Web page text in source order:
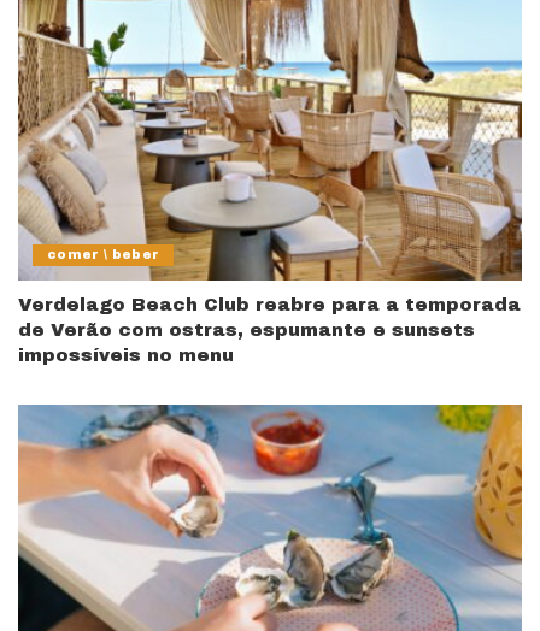
comer \ beber
Verdelago Beach Club reabre para a temporada
de Verão com ostras, espumante e sunsets
impossíveis no menu